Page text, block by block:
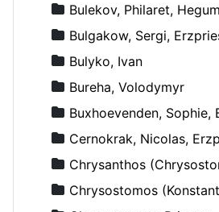
Bulekov, Philaret,
Bulgakow, Sergi,
Bulyko, Ivan
Bureha, Volodymyr
Buxhoevenden, Sophie,
Cernokrak, Nicolas,
Chrysanthos
Chrysostomos